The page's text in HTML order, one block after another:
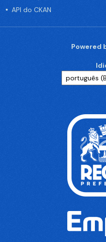
API do CKAN
Powered